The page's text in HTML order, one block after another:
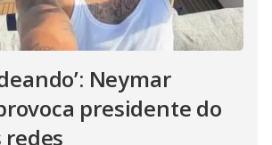
Neymar
presidente do
redes